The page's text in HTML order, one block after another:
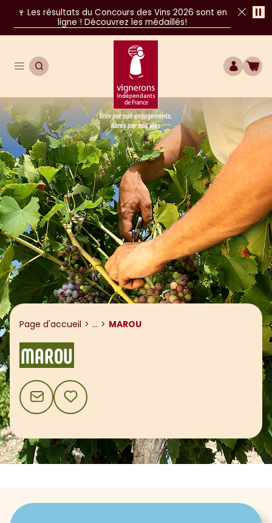
🍷 Les résultats du Concours des Vins 2026 sont en
ligne ! Découvrez les médaillés!
Ouvrir le menu de navigation
OUVRIR LA RECHERCHE
Unis par nos engagements, libres par
COMPTE
Page d'accueil ... Afficher le fil d'ariane
MAROU
MAROU
CONTACTAJOUTER AUX FAVORIS